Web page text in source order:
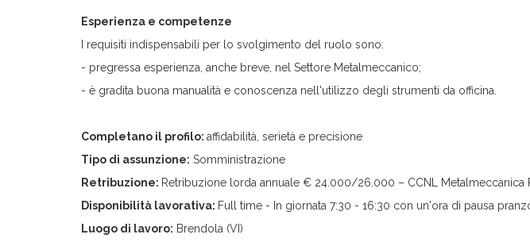
Esperienza e competenze
I requisiti indispensabili per lo svolgimento del ruolo sono:
- pregressa esperienza, anche breve, nel Settore Metalmeccanico;
- è gradita buona manualità e conoscenza nell'utilizzo degli strumenti da officina.
Completano il profilo: affidabilità, serietà e precisione
Tipo di assunzione: Somministrazione
Retribuzione: Retribuzione lorda annuale € 24.000/26.000 – CCNL Metalmeccanica
Disponibilità lavorativa: Full time - In giornata 7:30 - 16:30 con un'ora di pausa
Luogo di lavoro: Brendola (VI)